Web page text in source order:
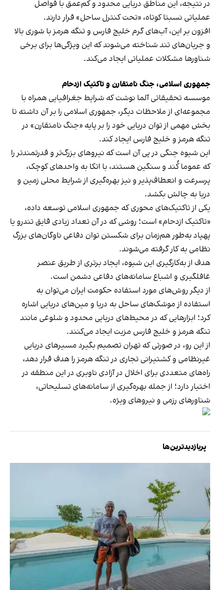
در نتیجه، این مناطق دریایی محدود و کم‌عمق با فواصل
عملیاتی نسبتا کوتاه، «تحت کنترل ساحل» قرار دارند.
افزون بر این، آب‌های گرم خلیج فارس و تنگه هرمز با شوری بالا
و جریان‌های تند شناخته می‌شوند که این ویژگی‌ها برای برخی
شناورها مشکلات عملیاتی ایجاد می‌کند.
جمهوری اسلامی، جنگ نامتقارن و تاکتیک ازدحام
موسسه تحقیقاتی آلما نوشت که شرایط جغرافیایی همراه با
مجموعه‌ای از ملاحظات دیگر، جمهوری اسلامی را بر آن داشته تا
بخش مهمی از توان دریایی خود را بر پایه «جنگ نامتقارن» در
تنگه هرمز و خلیج فارس ایجاد کند.
این شیوه جنگی در پی آن است که نیروهای بزرگ‌تر و قدرتمندتر را
که عموما کُند و سنگین هستند، با اتکا به واحدهای کوچک،
پرسرعت و انعطاف‌پذیر و نیز بهره‌گیری از شرایط محلی زمین و
دریا به چالش بکشد.
یکی از تاکتیک‌های محوری که جمهوری اسلامی توسعه داده،
«تاکتیک ازدحام» است؛ روشی که در آن تعداد زیادی قایق تندرو یا
پهپاد به‌طور هم‌زمان برای شکستن توان دفاعی ناوگان‌های بزرگ
نظامی به‌ کار گرفته می‌شوند.
هدف از به‌کارگیری این شیوه، ایجاد برتری از طریق عنصر
غافلگیری و اشباع سامانه‌های دفاعی دشمن است.
از دیگر روش‌های مورد استفاده حکومت ایران می‌توان به
استفاده از موشک‌های ساحل به دریا و مین‌های دریایی اشاره
کرد؛ ابزارهایی که در محیط‌های دریایی محدود و شلوغی مانند
تنگه هرمز و خلیج فارس مزیت ایجاد می‌کنند.
از این رو، در صورتی که تهران تصمیم بگیرد مسیرهای دریایی
غیرنظامی و کشتیرانی تجاری در تنگه هرمز را هدف قرار دهد،
راه‌های متعددی برای اخلال در آزادی ناوبری در این منطقه در
اختیار دارد؛ از جمله بهره‌گیری از سامانه‌های تسلیحاتی،
شناورهای رزمی و نیروهای ویژه.
پربازدیدترین‌ها